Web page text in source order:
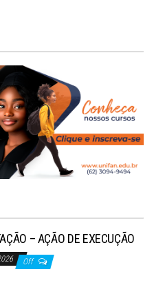
– AÇÃO DE EXECUÇÃO
Off